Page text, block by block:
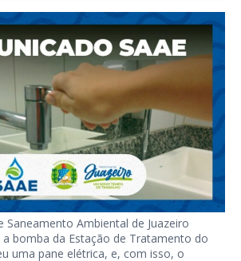
Saneamento Ambiental de Juazeiro
a bomba da Estação de Tratamento do
uma pane elétrica, e, com isso, o